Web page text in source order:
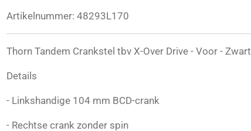
Artikelnummer: 48293L170
Thorn Tandem Crankstel tbv X-Over Drive - Voor - Zwart
Details
- Linkshandige 104 mm BCD-crank
- Rechtse crank zonder spin